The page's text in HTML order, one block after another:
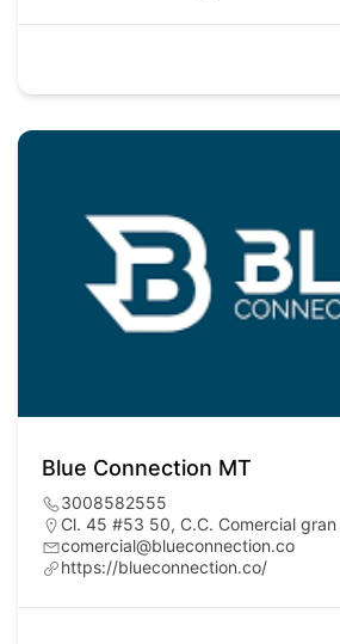
Blue Connection MT
3008582555
Cl. 45 #53 50, C.C. Comercial
comercial@blueconnection.co
https://blueconnection.co/